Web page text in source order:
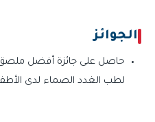
الجوائز
حاصل على جائزة أفضل ملصق
لطب الغدد الصماء لدى الأطفال